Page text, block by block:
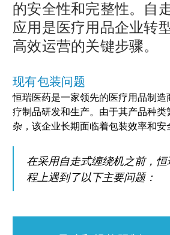
的安全性和完整性。自
应用是医疗用品企业转
高效运营的关键步骤。
现有包装问题
恒瑞医药是一家领先的医疗用品制造
疗制品研发和生产。由于其产品种类
杂，该企业长期面临着包装效率和安
在采用自走式缠绕机之前，
程上遇到了以下主要问题：